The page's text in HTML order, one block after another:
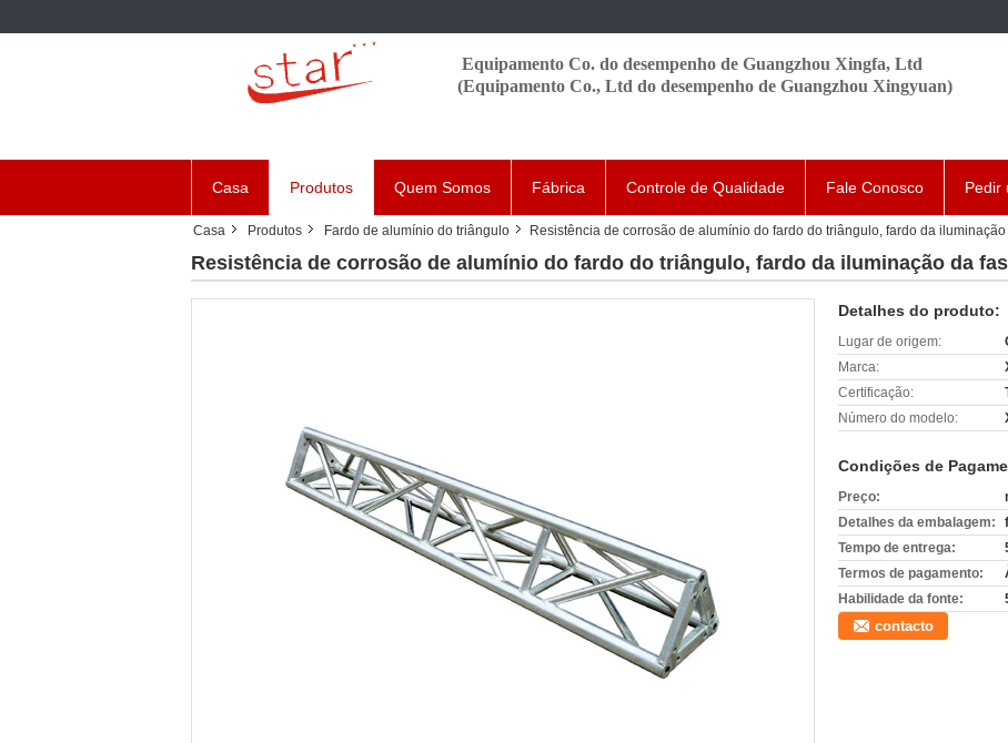
Equipamento Co. do desempenho de Guangzhou Xingfa, Ltd
(Equipamento Co., Ltd do desempenho de Guangzhou Xingyuan)
Casa Produtos Quem Somos Fábrica Controle de Qualidade Fale Conosco Pedir
Casa Produtos Fardo de alumínio do triângulo Resistência de corrosão de alumínio do fardo do triângulo, fardo da iluminação
Resistência de corrosão de alumínio do fardo do triângulo, fardo da iluminação da
Detalhes do produto:
Lugar de origem:
Marca:
Certificação:
Número do modelo:
Condições de
Preço:
Detalhes da embalagem:
Tempo de entrega:
Termos de pagamento:
Habilidade da fonte:
contacto